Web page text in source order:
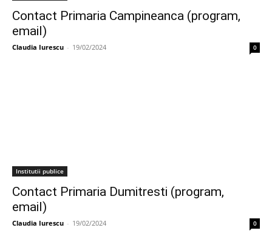
Contact Primaria Campineanca (program,
email)
Claudia Iurescu - 19/02/2024 0
Institutii publice
Contact Primaria Dumitresti (program,
email)
Claudia Iurescu - 19/02/2024 0